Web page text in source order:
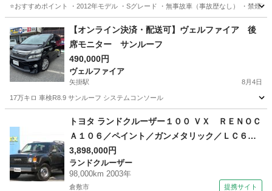
⭐️おすすめポイント ・2012年モデル ・Sグレード ・無事故車（事故歴なし） ・禁煙
高島駅 プリウス トヨタプリウス
【オンライン決済・配送可】ヴェルファイア 後
席モニター サンルーフ
490,000円
ヴェルファイア
矢掛駅 8月4日
17万キロ 車検R8.9 サンルーフ システムコンソール
矢掛駅 ヴェルファイア サンルーフ
トヨタ ランドクルーザー１００ ＶＸ ＲＥＮＯＣ
Ａ１０６／ペイント／ガンメタリック／ＬＣ６０
／丸目フェイスチェンジ／新品タイヤ＆ホイール
／ＦＬＥＸドロワーキット／ガソリン５人乗り／
グレードＶＸ／クラシックシートカバー／ブラウ
3,898,000円
ランドクルーザー
98,000km 2003年
倉敷市 提携サイト